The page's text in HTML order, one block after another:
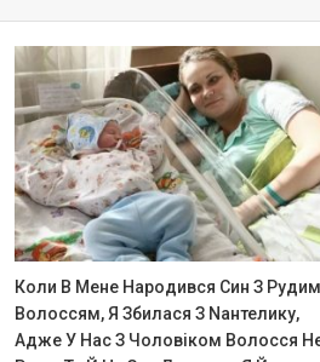
Коли В Мене Народився Син З
Волоссям, Я Збилася З Nантелику,
Адже У Нас З Чоловіком Волосся